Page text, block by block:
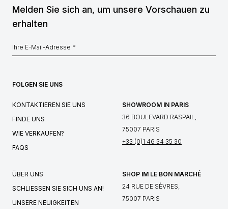
Melden Sie sich an, um unsere Vorschauen zu
erhalten
FOLGEN SIE UNS
KONTAKTIEREN SIE UNS
FINDE UNS
WIE VERKAUFEN?
FAQS
SHOWROOM IN PARIS
36 BOULEVARD RASPAIL,
75007 PARIS
+33 (0)1 46 34 35 30
ÜBER UNS
SCHLIESSEN SIE SICH UNS AN!
UNSERE NEUIGKEITEN
SHOP IM LE BON MARCHÉ
24 RUE DE SÈVRES,
75007 PARIS